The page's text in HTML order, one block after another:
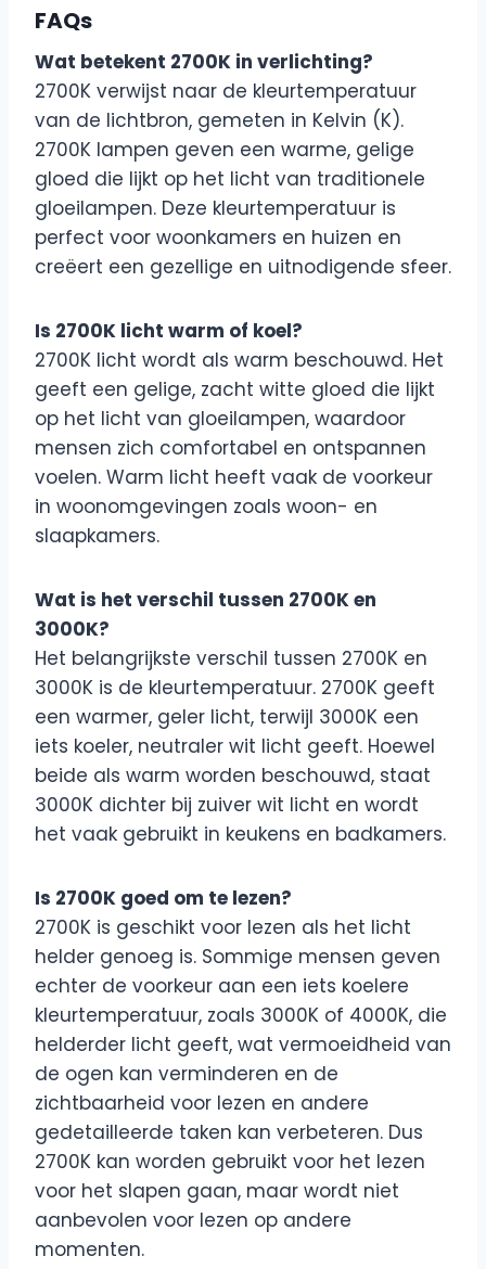
FAQs
Wat betekent 2700K in verlichting?
2700K verwijst naar de kleurtemperatuur
van de lichtbron, gemeten in Kelvin (K).
2700K lampen geven een warme, gelige
gloed die lijkt op het licht van traditionele
gloeilampen. Deze kleurtemperatuur is
perfect voor woonkamers en huizen en
creëert een gezellige en uitnodigende sfeer.
Is 2700K licht warm of koel?
2700K licht wordt als warm beschouwd. Het
geeft een gelige, zacht witte gloed die lijkt
op het licht van gloeilampen, waardoor
mensen zich comfortabel en ontspannen
voelen. Warm licht heeft vaak de voorkeur
in woonomgevingen zoals woon- en
slaapkamers.
Wat is het verschil tussen 2700K en
3000K?
Het belangrijkste verschil tussen 2700K en
3000K is de kleurtemperatuur. 2700K geeft
een warmer, geler licht, terwijl 3000K een
iets koeler, neutraler wit licht geeft. Hoewel
beide als warm worden beschouwd, staat
3000K dichter bij zuiver wit licht en wordt
het vaak gebruikt in keukens en badkamers.
Is 2700K goed om te lezen?
2700K is geschikt voor lezen als het licht
helder genoeg is. Sommige mensen geven
echter de voorkeur aan een iets koelere
kleurtemperatuur, zoals 3000K of 4000K, die
helderder licht geeft, wat vermoeidheid van
de ogen kan verminderen en de
zichtbaarheid voor lezen en andere
gedetailleerde taken kan verbeteren. Dus
2700K kan worden gebruikt voor het lezen
voor het slapen gaan, maar wordt niet
aanbevolen voor lezen op andere
momenten.